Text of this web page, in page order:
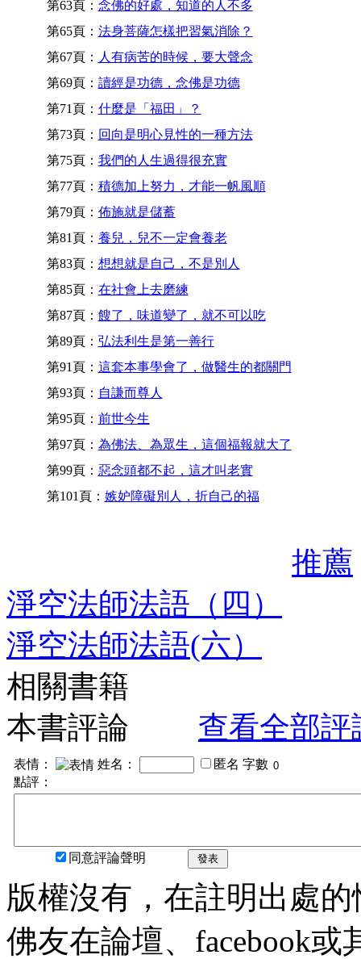
第63頁： 念佛的好處，知道的人不多
第65頁： 法身菩薩怎樣把習氣消除？
第67頁： 人有病苦的時候，要大聲念
第69頁： 讀經是功德，念佛是功德
第71頁： 什麼是「福田」？
第73頁： 回向是明心見性的一種方法
第75頁： 我們的人生過得很充實
第77頁： 積德加上努力，才能一帆風順
第79頁： 佈施就是儲蓄
第81頁： 養兒，兒不一定會養老
第83頁： 想想就是自己，不是別人
第85頁： 在社會上去磨練
第87頁： 餿了，味道變了，就不可以吃
第89頁： 弘法利生是第一善行
第91頁： 這套本事學會了，做醫生的都關門
第93頁： 自謙而尊人
第95頁： 前世今生
第97頁： 為佛法、為眾生，這個福報就大了
第99頁： 惡念頭都不起，這才叫老實
第101頁： 嫉妒障礙別人，折自己的福
推薦
淨空法師法語（四）
淨空法師法語(六）
相關書籍
本書評論
查看全部評
表情： 姓名： 匿名 字數
點評：
同意評論聲明 發表
版權沒有，在註明出處
佛友在論壇、facebook